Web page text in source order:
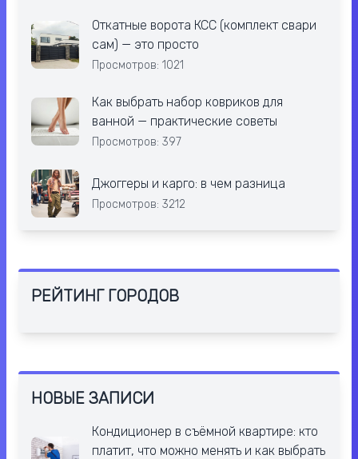
Откатные ворота КСС (комплект свари
сам) — это просто
Просмотров: 1021
Как выбрать набор ковриков для
ванной — практические советы
Просмотров: 397
Джоггеры и карго: в чем разница
Просмотров: 3212
РЕЙТИНГ ГОРОДОВ
НОВЫЕ ЗАПИСИ
Кондиционер в съёмной квартире: кто
платит, что можно менять и как выбрать